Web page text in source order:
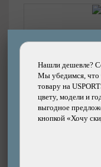
Нашли дешевле?
Мы убедимся, что
товару на
цвету, модели и
выгодное
кнопкой «Хочу
Цена:
45р.
8100р.
В магазине